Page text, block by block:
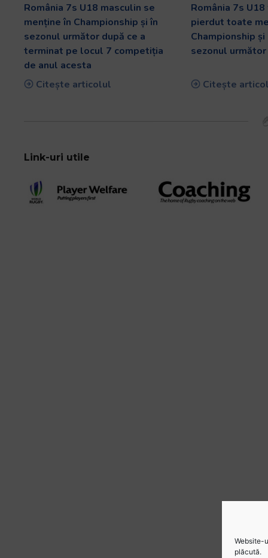
Website-
plăcută.
România 7s U18 masculin se
menține în Championship și în
sezonul următor după ce a
terminat pe locul 7 competiția
de anul acesta
Citește articolul
România 7s
pierdut toate
Championship
sezonul următor
Citește
Link-uri utile